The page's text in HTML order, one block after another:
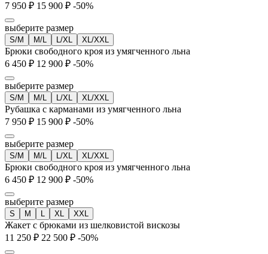
7 950 ₽ 15 900 ₽ -50%
выберите размер
S/M M/L L/XL XL/XXL
Брюки свободного кроя из умягченного льна
6 450 ₽ 12 900 ₽ -50%
выберите размер
S/M M/L L/XL XL/XXL
Рубашка с карманами из умягченного льна
7 950 ₽ 15 900 ₽ -50%
выберите размер
S/M M/L L/XL XL/XXL
Брюки свободного кроя из умягченного льна
6 450 ₽ 12 900 ₽ -50%
выберите размер
S M L XL XXL
Жакет с брюками из шелковистой вискозы
11 250 ₽ 22 500 ₽ -50%